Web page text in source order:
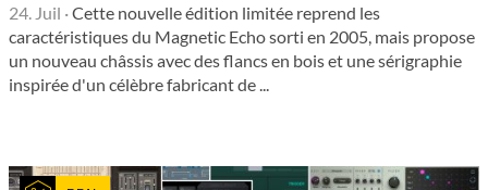
24. Juil ·Cette nouvelle édition limitée reprend les
caractéristiques du Magnetic Echo sorti en 2005, mais propose
un nouveau châssis avec des flancs en bois et une sérigraphie
inspirée d'un célèbre fabricant de ...